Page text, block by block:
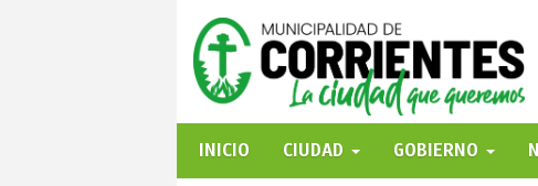
INICIO
CIUDAD GOBIERNO